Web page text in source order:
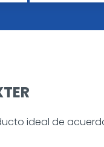
ideal de